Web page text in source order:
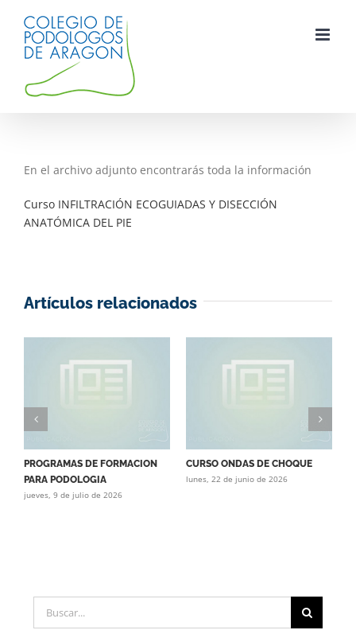
contenido
En el archivo adjunto encontrarás toda la información
Curso INFILTRACIÓN ECOGUIADAS Y DISECCIÓN
ANATÓMICA DEL PIE
Artículos relacionados
PROGRAMAS DE FORMACION
PARA PODOLOGIA
jueves, 9 de julio de 2026
CURSO ONDAS DE CHOQUE
lunes, 22 de junio de 2026